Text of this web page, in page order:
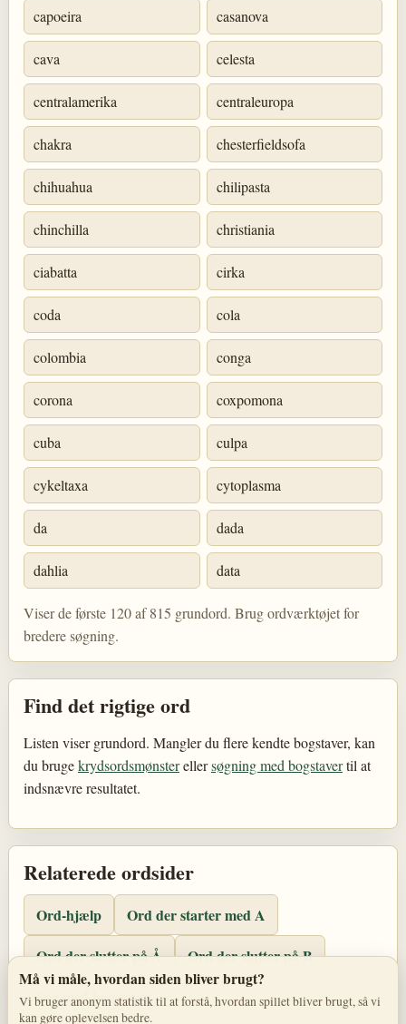
Må vi måle, hvordan siden bliver brugt?
Vi bruger anonym statistik til at forstå, hvordan spillet bliver brugt, så vi
kan gøre oplevelsen bedre.
capoeira casanova
cava celesta
centralamerika centraleuropa
chakra chesterfieldsofa
chihuahua chilipasta
chinchilla christiania
ciabatta cirka
coda cola
colombia conga
corona coxpomona
cuba culpa
cykeltaxa cytoplasma
da dada
dahlia data
Viser de første 120 af 815 grundord. Brug ordværktøjet for
bredere søgning.
Find det rigtige ord
Listen viser grundord. Mangler du flere kendte bogstaver, kan
du brugekrydsordsmønsterellersøgning med bogstavertil at
indsnævre resultatet.
Relaterede ordsider
Ord-hjælp
Ord der starter med A
Ord der slutter på Å
Ord der slutter på B
Søg med bogstaver